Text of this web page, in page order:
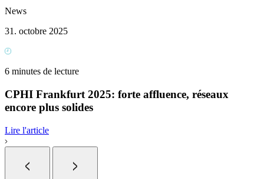
News
31. octobre 2025
6 minutes de lecture
CPHI Frankfurt 2025: forte affluence, réseaux
encore plus solides
Lire l'article